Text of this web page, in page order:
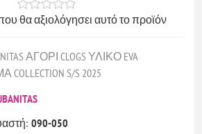
θα αξιολόγησει αυτό το προϊόν
ΑΓΟΡΙ CLOGS ΥΛΙΚΟ EVA
S/S 2025
090-050